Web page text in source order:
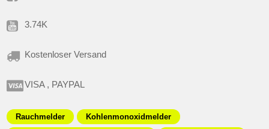
3.74K
Kostenloser Versand
VISA , PAYPAL
Rauchmelder
Kohlenmonoxidmelder